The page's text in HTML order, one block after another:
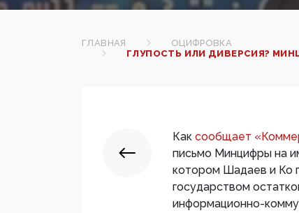
ГЛАВНАЯ
ОЦИФРОВКА
ГЛУПОСТЬ ИЛИ ДИВЕРСИЯ?
Как сообщает
письмо Минцифры на
котором Шадаев и Ко
государством
информационно-